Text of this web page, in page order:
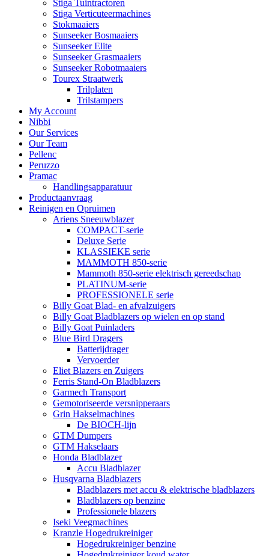
Stiga Tuintractoren
Stiga Verticuteermachines
Stokmaaiers
Sunseeker Bosmaaiers
Sunseeker Elite
Sunseeker Grasmaaiers
Sunseeker Robotmaaiers
Tourex Straatwerk
Trilplaten
Trilstampers
My Account
Nibbi
Our Services
Our Team
Pellenc
Peruzzo
Pramac
Handlingsapparatuur
Productaanvraag
Reinigen en Opruimen
Ariens Sneeuwblazer
COMPACT-serie
Deluxe Serie
KLASSIEKE serie
MAMMOTH 850-serie
Mammoth 850-serie elektrisch gereedschap
PLATINUM-serie
PROFESSIONELE serie
Billy Goat Blad- en afvalzuigers
Billy Goat Bladblazers op wielen en op stand
Billy Goat Puinladers
Blue Bird Dragers
Batterijdrager
Vervoerder
Eliet Blazers en Zuigers
Ferris Stand-On Bladblazers
Garmech Transport
Gemotoriseerde versnipperaars
Grin Hakselmachines
De BIOCH-lijn
GTM Dumpers
GTM Hakselaars
Honda Bladblazer
Accu Bladblazer
Husqvarna Bladblazers
Bladblazers met accu & elektrische bladblazers
Bladblazers op benzine
Professionele blazers
Iseki Veegmachines
Kranzle Hogedrukreiniger
Hogedrukreiniger benzine